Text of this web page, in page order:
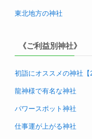
東北地方の神社
《ご利益別神社》
初詣にオススメの神社【
龍神様で有名な神社
パワースポット神社
仕事運が上がる神社